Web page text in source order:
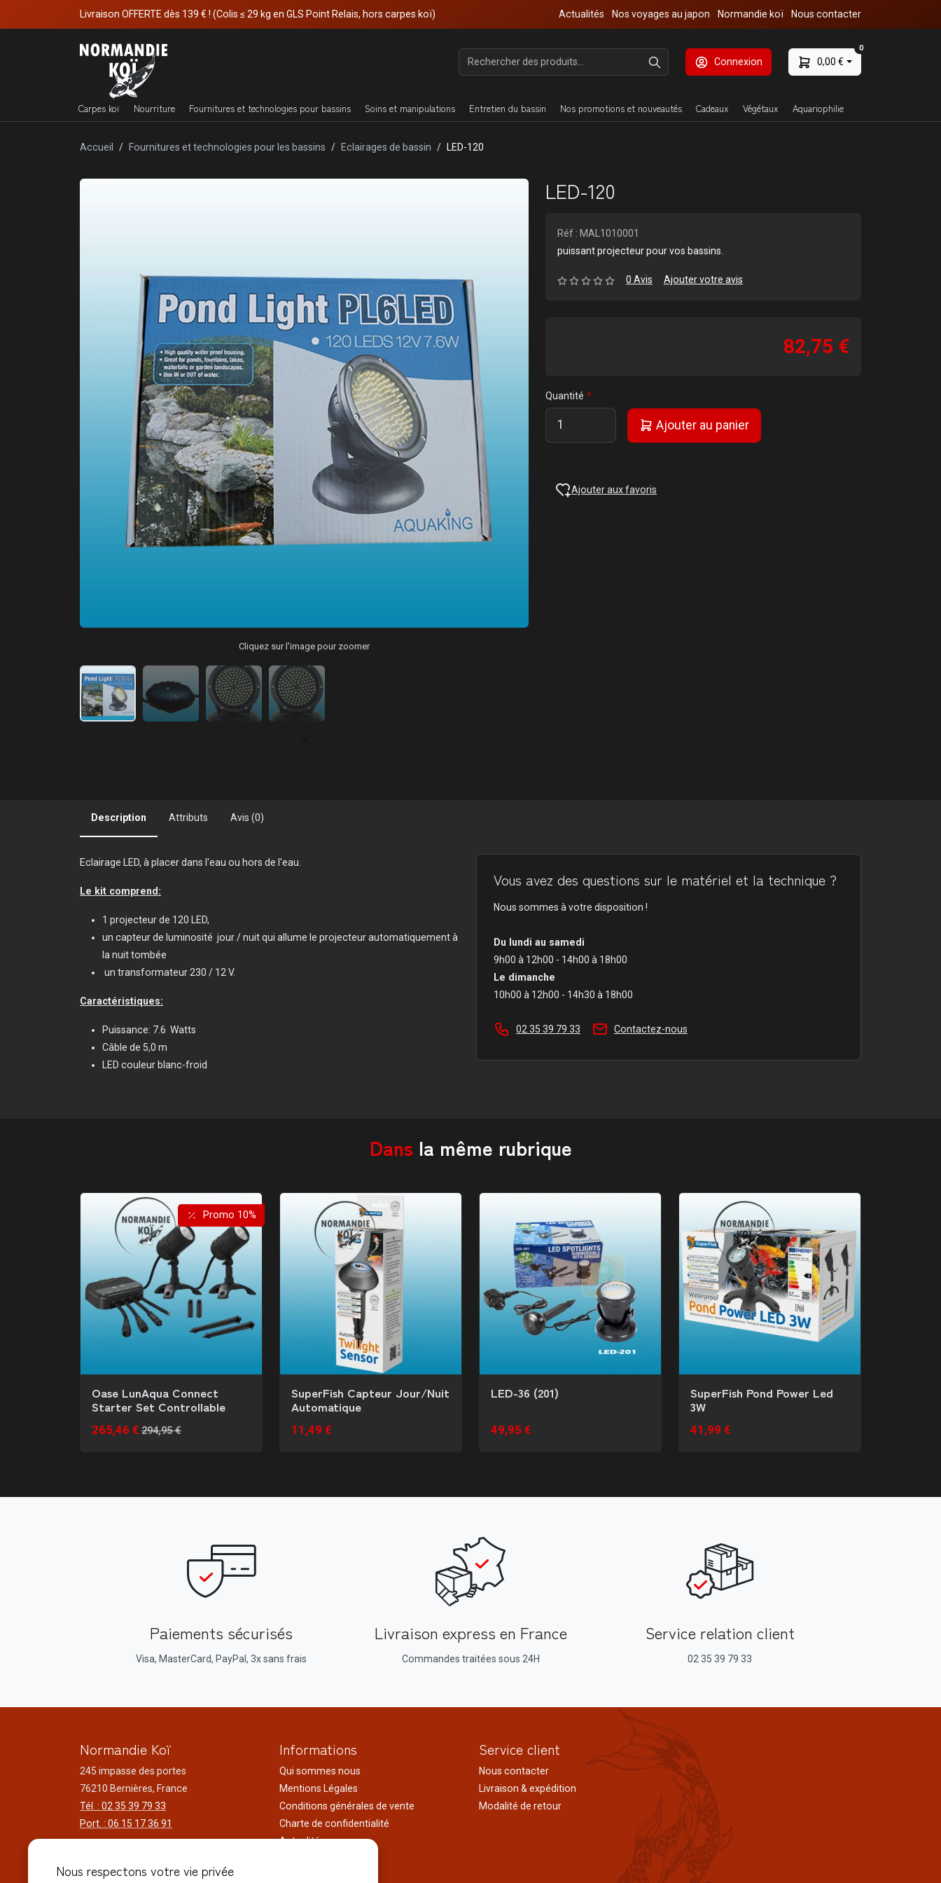
Livraison OFFERTE dès 139 € ! (Colis ≤ 29 kg en GLS Point Relais, hors carpes koï) Actualités Nos voyages au japon Normandie koï Nous contacter
Connexion 0,00 €
0
Carpes koï Nourriture Fournitures et technologies pour bassins Soins et manipulations Entretien du bassin Nos promotions et nouveautés Cadeaux Végétaux Aquariophilie
Accueil Fournitures et technologies pour les bassins Eclairages de bassin LED-120
Cliquez sur l'image pour zoomer
LED-120
Réf : MAL1010001
puissant projecteur pour vos bassins.
0 Avis Ajouter votre avis
82,75 €
Quantité
Ajouter au panier
Ajouter aux favoris
Description Attributs Avis (0)
Eclairage LED, à placer dans l'eau ou hors de l'eau.
Le kit comprend:
1 projecteur de 120 LED,
un capteur de luminosité jour / nuit qui allume le projecteur automatiquement à
la nuit tombée
un transformateur 230 / 12 V.
Caractéristiques:
Puissance: 7.6 Watts
Câble de 5,0 m
LED couleur blanc-froid
Vous avez des questions sur le matériel et la technique ?
Nous sommes à votre disposition !
Du lundi au samedi
9h00 à 12h00 - 14h00 à 18h00
Le dimanche
10h00 à 12h00 - 14h30 à 18h00
02 35 39 79 33 Contactez-nous
Dans la même rubrique
Promo 10%
Oase LunAqua Connect
Starter Set Controllable
265,46 € 294,95 €
SuperFish Capteur Jour/Nuit
Automatique
11,49 €
LED-36 (201)
49,95 €
SuperFish Pond Power Led
3W
41,99 €
Paiements sécurisés
Visa, MasterCard, PayPal, 3x sans frais
Livraison express en France
Commandes traitées sous 24H
Service relation client
02 35 39 79 33
Normandie Koï
245 impasse des portes
76210 Bernières, France
Tél. : 02 35 39 79 33
Port. : 06 15 17 36 91
Du lundi au samedi
Informations
Qui sommes nous
Mentions Légales
Conditions générales de vente
Charte de confidentialité
Actualités
Service client
Nous contacter
Livraison & expédition
Modalité de retour
Nous respectons votre vie privée